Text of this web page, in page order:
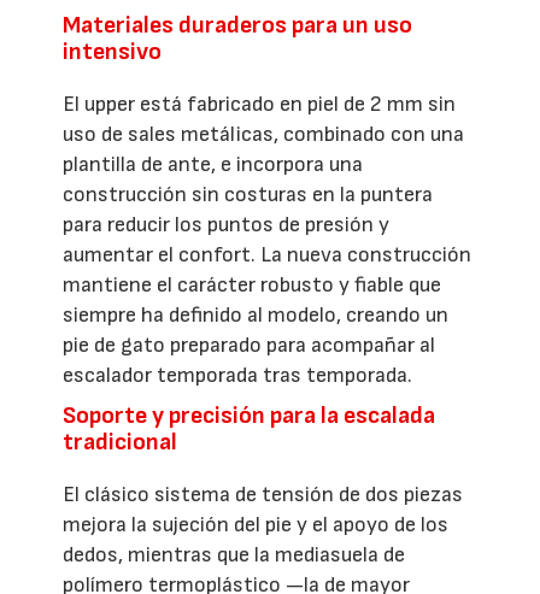
Materiales duraderos para un uso
intensivo
El upper está fabricado en piel de 2 mm sin
uso de sales metálicas, combinado con una
plantilla de ante, e incorpora una
construcción sin costuras en la puntera
para reducir los puntos de presión y
aumentar el confort. La nueva construcción
mantiene el carácter robusto y fiable que
siempre ha definido al modelo, creando un
pie de gato preparado para acompañar al
escalador temporada tras temporada.
Soporte y precisión para la escalada
tradicional
El clásico sistema de tensión de dos piezas
mejora la sujeción del pie y el apoyo de los
dedos, mientras que la mediasuela de
polímero termoplástico —la de mayor